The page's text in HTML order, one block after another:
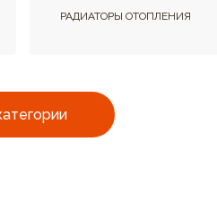
РАДИАТОРЫ ОТОПЛЕНИЯ